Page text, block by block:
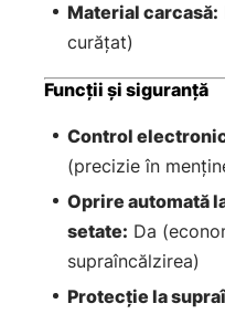
Material carcasă:
curățat)
Funcții și siguranță
Control
(precizie în
Oprire automată
setate: Da
supraîncălzirea)
Protecție la